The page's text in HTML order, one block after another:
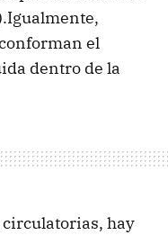
el
dentro de la
hay